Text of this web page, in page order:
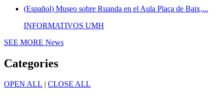
(Español) Museo sobre Ruanda en el Aula Plaça de Baix,...
INFORMATIVOS UMH
SEE MORE News
Categories
OPEN ALL | CLOSE ALL